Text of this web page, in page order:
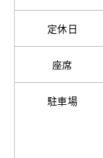
定休日
座席
駐車場